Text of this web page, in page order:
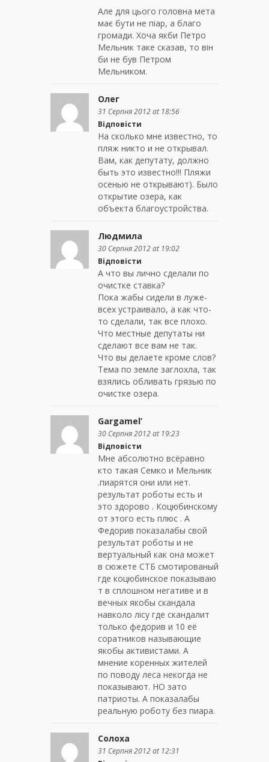
Але для цього головна мета
має бути не піар, а благо
громади. Хоча якби Петро
Мельник таке сказав, то він
би не був Петром
Мельником.
Олег
31 Серпня 2012 at 18:56
Відповісти
На сколько мне известно, то
пляж никто и не открывал.
Вам, как депутату, должно
быть это известно!!! Пляжи
осенью не открывают). Было
открытие озера, как
объекта благоустройства.
Людмила
30 Серпня 2012 at 19:02
Відповісти
А что вы лично сделали по
очистке ставка?
Пока жабы сидели в луже-
всех устраивало, а как что-
то сделали, так все плохо.
Что местные депутаты ни
сделают все вам не так.
Что вы делаете кроме слов?
Тема по земле заглохла, так
взялись обливать грязью по
очистке озера.
Gargamel’
30 Серпня 2012 at 19:23
Відповісти
Мне абсолютно всёравно
кто такая Семко и Мельник
.пиарятся они или нет.
результат роботы есть и
это здорово . Коцюбинскому
от этого есть плюс . А
Федорив показалабы свой
результат роботы и не
вертуальный как она может
в сюжете СТБ смотированый
где коцюбинское показываю
т в сплошном негативе и в
вечных якобы скандала
навколо лiсу где скандалит
только федорив и 10 её
соратников называющие
якобы активистами. А
мнение коренных жителей
по поводу леса некогда не
показывают. НО зато
патриоты. А показалабы
реальную роботу без пиара.
Солоха
31 Серпня 2012 at 12:31